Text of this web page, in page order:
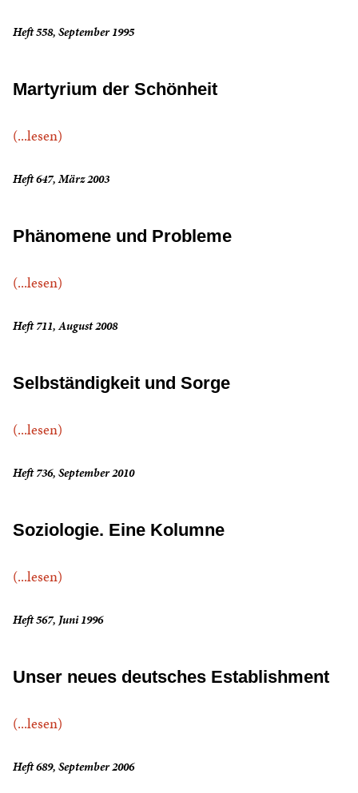
Heft 558, September 1995
Martyrium der Schönheit
(...lesen)
Heft 647, März 2003
Phänomene und Probleme
(...lesen)
Heft 711, August 2008
Selbständigkeit und Sorge
(...lesen)
Heft 736, September 2010
Soziologie. Eine Kolumne
(...lesen)
Heft 567, Juni 1996
Unser neues deutsches Establishment
(...lesen)
Heft 689, September 2006